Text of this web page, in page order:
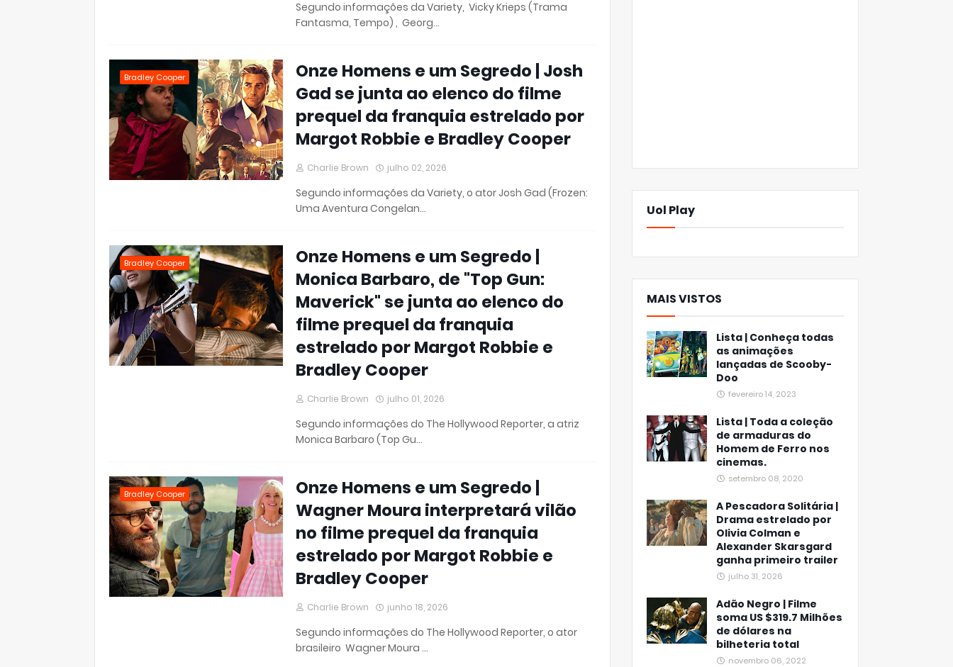
Segundo informações da Variety, Vicky Krieps (Trama
Fantasma, Tempo) , Georg…
Bradley Cooper
Onze Homens e um Segredo | Josh
Gad se junta ao elenco do filme
prequel da franquia estrelado por
Margot Robbie e Bradley Cooper
Charlie Brown julho 02, 2026
Segundo informações da Variety, o ator Josh Gad (Frozen:
Uma Aventura Congelan…
Bradley Cooper
Onze Homens e um Segredo |
Monica Barbaro, de "Top Gun:
Maverick" se junta ao elenco do
filme prequel da franquia
estrelado por Margot Robbie e
Bradley Cooper
Charlie Brown julho 01, 2026
Segundo informações do The Hollywood Reporter, a atriz
Monica Barbaro (Top Gu…
Bradley Cooper
Onze Homens e um Segredo |
Wagner Moura interpretará vilão
no filme prequel da franquia
estrelado por Margot Robbie e
Bradley Cooper
Charlie Brown junho 18, 2026
Segundo informações do The Hollywood Reporter, o ator
brasileiro Wagner Moura …
Uol Play
MAIS VISTOS
Lista | Conheça todas
as animações
lançadas de Scooby-
Doo
fevereiro 14, 2023
Lista | Toda a coleção
de armaduras do
Homem de Ferro nos
cinemas.
setembro 08, 2020
A Pescadora Solitária |
Drama estrelado por
Olivia Colman e
Alexander Skarsgard
ganha primeiro trailer
julho 31, 2026
Adão Negro | Filme
soma US $319.7 Milhões
de dólares na
bilheteria total
novembro 06, 2022